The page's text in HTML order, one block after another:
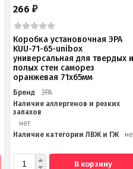
266₽
Коробка установочная ЭРА
KUU-71-65-unibox
универсальная для твердых
полых стен саморез
оранжевая 71х65мм
Бренд
ЭРА
Наличие аллергенов и резких
запахов
нет
Наличие категории ЛВЖ и ГЖ
В корзину